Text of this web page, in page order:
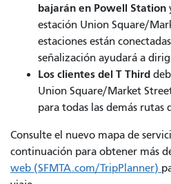
bajarán en Powell Station
estación Union Square/
estaciones están
señalización ayudará a
Los clientes del T Third
Union Square/Market
para todas las demás rutas
Consulte el nuevo mapa de
continuación para obtener más
web (SFMTA.com/TripPlanner)